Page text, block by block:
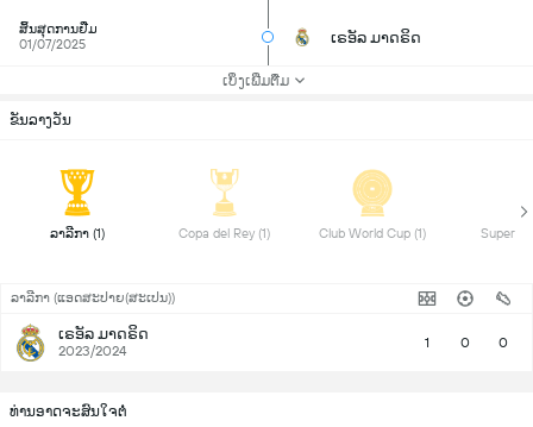
ສິ້ນສຸດການຢືມ
01/07/2025
ເຣອັລ ມາດຣິດ
ເບິ່ງເພີ່ມຕື່ມ
ຂັນລາງວັນ
ລາລີກາ (1) Club World Cup (1)
ລາລີກາ (ແອດສະປາຍ​(ສະເປນ))
ເຣອັລ ມາດຣິດ
2023/2024 1 0 0
ທ່ານອາດຈະສົນໃຈຕໍ່